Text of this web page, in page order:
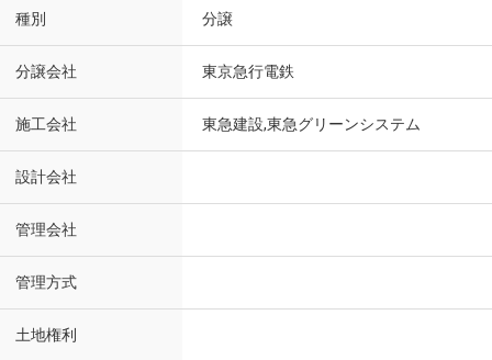
種別 分譲
分譲会社 東京急行電鉄
施工会社 東急建設,東急グリーンシステム
設計会社
管理会社
管理方式
土地権利